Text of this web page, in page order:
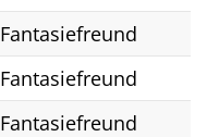
Fantasiefreund
Fantasiefreund
Fantasiefreund